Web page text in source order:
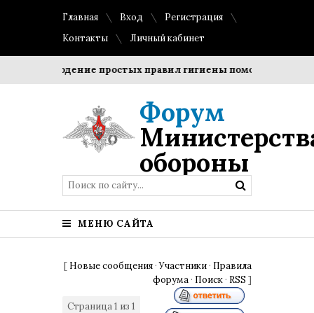
Главная Вход
Регистрация
Контакты
Личный кабинет
Соблюдение простых правил гигиены помогает
Форум
обороны
МЕНЮ САЙТА
[ Новые сообщения ·Участники · Правила
форума · Поиск · RSS ]
Страница1 из 1